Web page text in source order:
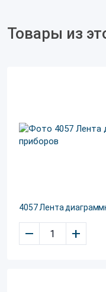
Товары из
4057 Лента
– +